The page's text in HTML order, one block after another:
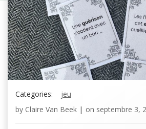
Categories:
jeu
by Claire Van Beek | on septembre 3,